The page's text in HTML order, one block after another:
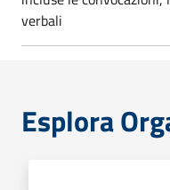
verbali
Esplora